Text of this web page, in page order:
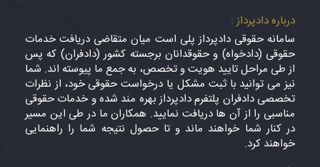
درباره دادپرداز :
سامانه حقوقی دادپرداز پلی است میان متقاضی دریافت خدمات
حقوقی (دادخواه) و حقوقدانان برجسته کشور (دادفران) که پس
از طی مراحل تایید هویت و تخصص، به جمع ما پیوسته اند. شما
نیز می توانید با ثبت مشکل یا درخواست حقوقی خود، از نظرات
تخصصی دادفران پلتفرم دادپرداز بهره مند شده و خدمات حقوقی
مناسبی را از آن ها دریافت نمایید. همکاران ما در طی این مسیر
در کنار شما خواهند ماند و تا حصول نتیجه شما را راهنمایی
خواهند کرد.